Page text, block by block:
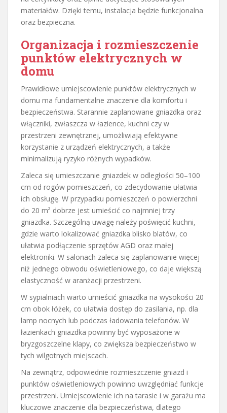
materiałów. Dzięki temu, instalacja będzie funkcjonalna
oraz bezpieczna.
Organizacja i rozmieszczenie
punktów elektrycznych w
domu
Prawidłowe umiejscowienie punktów elektrycznych w
domu ma fundamentalne znaczenie dla komfortu i
bezpieczeństwa. Starannie zaplanowane gniazdka oraz
włączniki, zwłaszcza w łazience, kuchni czy w
przestrzeni zewnętrznej, umożliwiają efektywne
korzystanie z urządzeń elektrycznych, a także
minimalizują ryzyko różnych wypadków.
Zaleca się umieszczanie gniazdek w odległości 50–100
cm od rogów pomieszczeń, co zdecydowanie ułatwia
ich obsługę. W przypadku pomieszczeń o powierzchni
do 20 m² dobrze jest umieścić co najmniej trzy
gniazdka. Szczególną uwagę należy poświęcić kuchni,
gdzie warto lokalizować gniazdka blisko blatów, co
ułatwia podłączenie sprzętów AGD oraz małej
elektroniki. W salonach zaleca się zaplanowanie więcej
niż jednego obwodu oświetleniowego, co daje większą
elastyczność w aranżacji przestrzeni.
W sypialniach warto umieścić gniazdka na wysokości 20
cm obok łóżek, co ułatwia dostęp do zasilania, np. dla
lamp nocnych lub podczas ładowania telefonów. W
łazienkach gniazdka powinny być wyposażone w
bryzgoszczelne klapy, co zwiększa bezpieczeństwo w
tych wilgotnych miejscach.
Na zewnątrz, odpowiednie rozmieszczenie gniazd i
punktów oświetleniowych powinno uwzględniać funkcje
przestrzeni. Umiejscowienie ich na tarasie i w garażu ma
kluczowe znaczenie dla bezpieczeństwa, dlatego